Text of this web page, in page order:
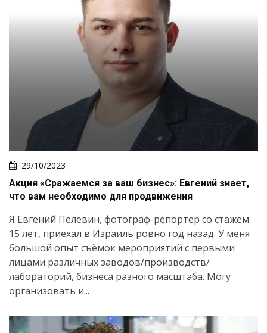
29/10/2023
Акция «Сражаемся за ваш бизнес»: Евгений знает,
что вам необходимо для продвижения
Я Евгений Пелевин, фотограф-репортёр со стажем
15 лет, приехал в Израиль ровно год назад. У меня
большой опыт съёмок мероприятий с первыми
лицами различных заводов/производств/
лабораторий, бизнеса разного масштаба. Могу
организовать и...